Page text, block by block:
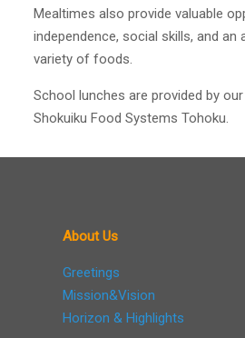
Mealtimes also provide valuable
independence, social skills, and an
variety of foods.
School lunches are provided by
Shokuiku Food Systems Tohoku.
About Us
Greetings
Mission&Vision
Horizon & Highlights